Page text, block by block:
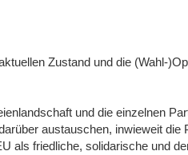
Zustand und die (Wahl-
und die einzelnen
austauschen, inwieweit die
als friedliche, solidarische und